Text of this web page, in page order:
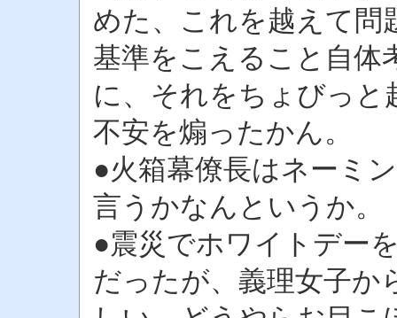
めた、これを越えて問
基準をこえること自体
に、それをちょびっと
不安を煽ったかん。
●火箱幕僚長はネーミ
言うかなんというか。
●震災でホワイトデー
だったが、義理女子か